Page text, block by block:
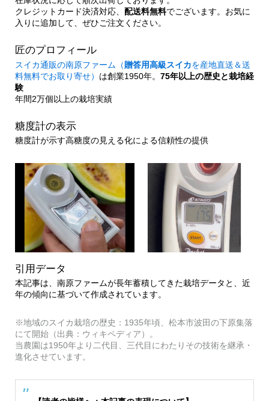
クレジットカード決済対応、 配送料無料でございます。お気に
入りに追加して、ぜひご注文ください。
匠のプロフィール
スイカ通販の南原ファーム（贈答用高級スイカを産地直送＆送
料無料でお取り寄せ） は創業1950年。 75年以上の歴史と栽培経
験
年間2万個以上の栽培実績
糖度計の表示
糖度計が示す高糖度の見える化による信頼性の提供
引用データ
本記事は、南原ファームが長年蓄積してきた栽培データと、近
年の傾向に基づいて作成されています。
※地域のスイカ栽培の歴史：1935年頃、松本市波田の下原集落
にて開始（出典：ウィキペディア）。
当農園は1950年より二代目、三代目にわたりその技術を継承・
進化させています。